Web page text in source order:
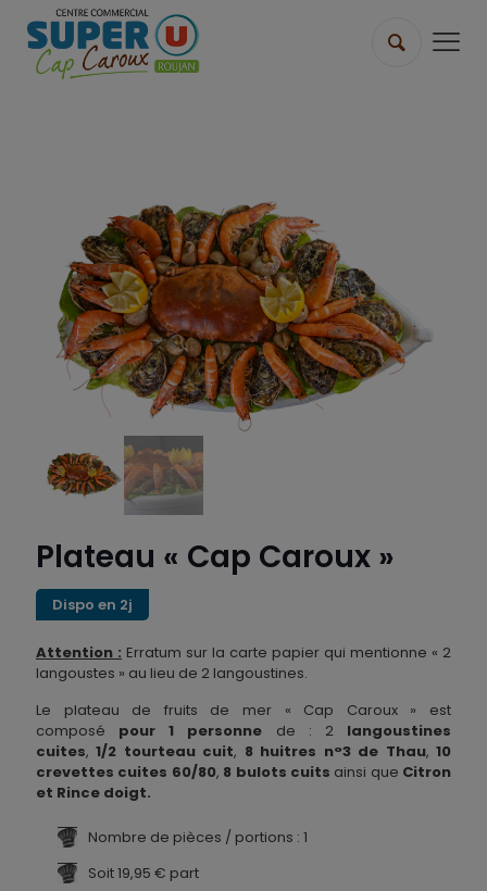
Plateau « Cap Caroux »
Dispo en 2j
Attention : Erratum sur la carte papier qui mentionne « 2
langoustes » au lieu de 2 langoustines.
Le plateau de fruits de mer « Cap Caroux » est
composé pour 1 personne de : 2langoustines
cuites,1/2 tourteau cuit, 8 huitres n°3 de Thau,10
crevettes cuites 60/80, 8 bulots cuits ainsi que Citron
et Rince doigt.
Nombre de pièces / portions : 1
Soit 19,95 € part